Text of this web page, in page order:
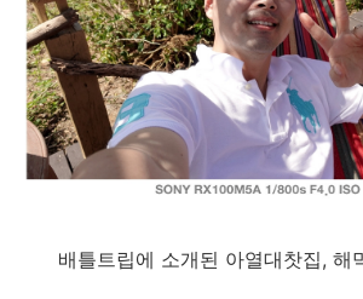
배틀트립에 소개된 아열대찻집, 해